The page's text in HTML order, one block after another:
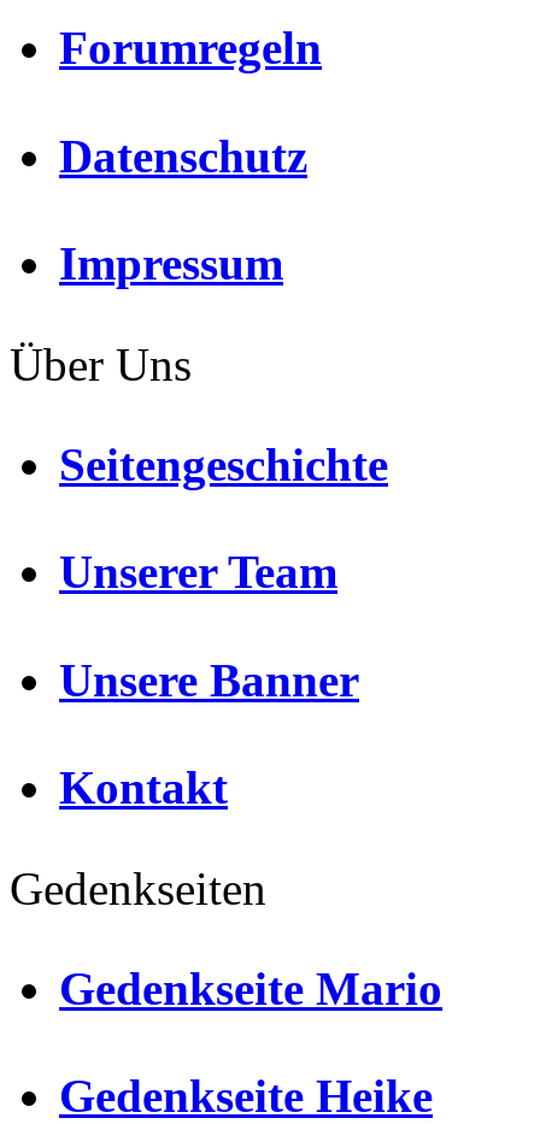
Forumregeln
Datenschutz
Impressum
Über Uns
Seitengeschichte
Unserer Team
Unsere Banner
Kontakt
Gedenkseiten
Gedenkseite Mario
Gedenkseite Heike